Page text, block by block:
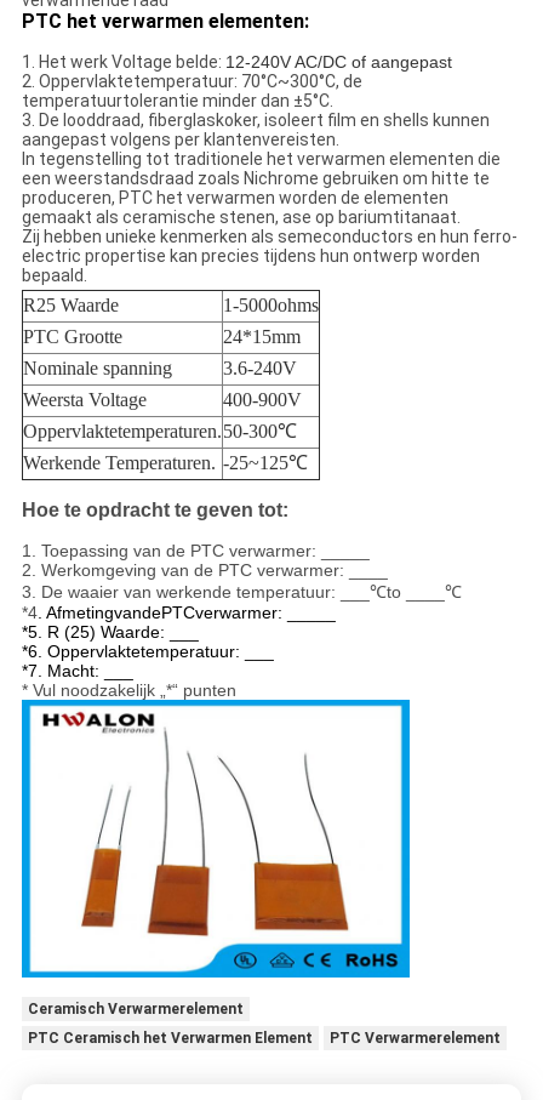
PTC het verwarmen elementen:
1. Het werk Voltage belde: 12-240V AC/DC of aangepast
2. Oppervlaktetemperatuur: 70°C~300°C, de
temperatuurtolerantie minder dan ±5°C.
3. De looddraad, fiberglaskoker, isoleert film en shells kunnen
aangepast volgens per klantenvereisten.
In tegenstelling tot traditionele het verwarmen elementen die
een weerstandsdraad zoals Nichrome gebruiken om hitte te
produceren, PTC het verwarmen worden de elementen
gemaakt als ceramische stenen, ase op bariumtitanaat.
Zij hebben unieke kenmerken als semeconductors en hun ferro-
electric propertise kan precies tijdens hun ontwerp worden
bepaald.
R25 Waarde
1-5000ohms
PTC Grootte
24*15mm
Nominale spanning
3.6-240V
Weersta Voltage
400-900V
Oppervlaktetemperaturen.50-300℃
Werkende Temperaturen. -25~125℃
Hoe te opdracht te geven tot:
1. Toepassing van de PTC verwarmer: _____
2. Werkomgeving van de PTC verwarmer: ____
3. De waaier van werkende temperatuur: ___℃to ____℃
*4. AfmetingvandePTCverwarmer: _____
*5. R (25) Waarde: ___
*6. Oppervlaktetemperatuur: ___
*7. Macht: ___
* Vul noodzakelijk „*“ punten
Ceramisch Verwarmerelement
PTC Ceramisch het Verwarmen Element
PTC Verwarmerelement